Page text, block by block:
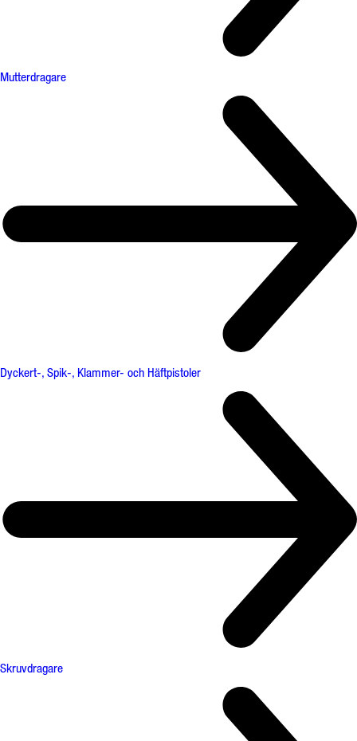
Mutterdragare
Dyckert-, Spik-, Klammer- och Häftpistoler
Skruvdragare